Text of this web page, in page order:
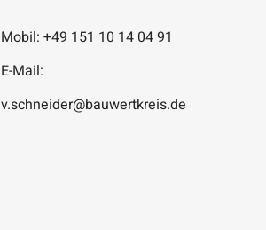
Mobil: +49 151 10 14 04 91
E-Mail:
v.schneider@bauwertkreis.de